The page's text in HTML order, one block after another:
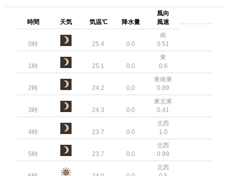
時間 天気 気温℃ 降水量
風向
風速
0時 25.4 0.0
南
0.51
1時 25.1 0.0
東
0.6
2時 24.2 0.0
東南東
0.89
3時 24.3 0.0
東北東
0.41
4時 23.7 0.0
北西
1.0
5時 23.7 0.0
北西
0.99
北西